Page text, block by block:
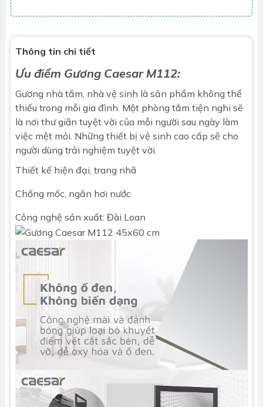
Thông tin chi tiết
Ưu điểm Gương Caesar M112:
Gương nhà tắm, nhà vệ sinh là sản phẩm không thể
thiếu trong mỗi gia đình. Một phòng tắm tiện nghi sẽ
là nơi thư giãn tuyệt vời của mỗi người sau ngày làm
việc mệt mỏi. Những thiết bị vệ sinh cao cấp sẽ cho
người dùng trải nghiệm tuyệt vời.
Thiết kế hiện đại, trang nhã
Chống mốc, ngăn hơi nước
Công nghệ sản xuất: Đài Loan